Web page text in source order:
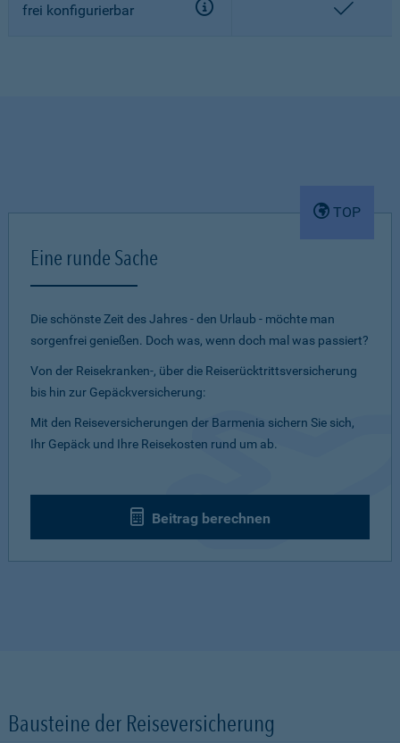
frei konfigurierbar
TOP
Eine runde Sache
Die schönste Zeit des Jahres - den Urlaub - möchte man
sorgenfrei genießen. Doch was, wenn doch mal was passiert?
Von der Reisekranken-, über die Reiserücktrittsversicherung
bis hin zur Gepäckversicherung:
Mit den Reiseversicherungen der Barmenia sichern Sie sich,
Ihr Gepäck und Ihre Reisekosten rund um ab.
Beitrag berechnen
Bausteine der Reiseversicherung